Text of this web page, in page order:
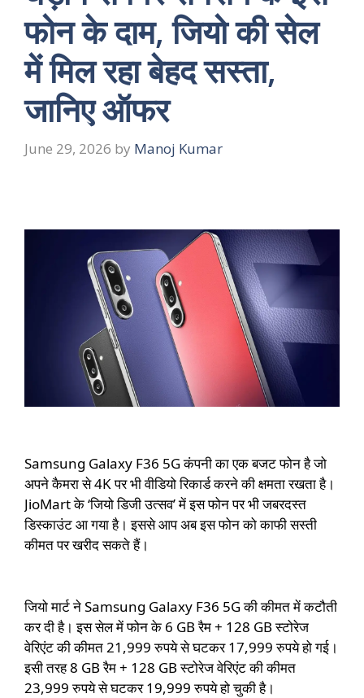
फोन के दाम, जियो की सेल
में मिल रहा बेहद सस्ता,
जानिए ऑफर
June 29, 2026 by Manoj Kumar
Samsung Galaxy F36 5G कंपनी का एक बजट फोन है जो
अपने कैमरा से 4K पर भी वीडियो रिकार्ड करने की क्षमता रखता है।
JioMart के ‘जियो डिजी उत्सव’ में इस फोन पर भी जबरदस्त
डिस्काउंट आ गया है। इससे आप अब इस फोन को काफी सस्ती
कीमत पर खरीद सकते हैं।
जियो मार्ट ने Samsung Galaxy F36 5Gकी कीमत में कटौती
कर दी है। इस सेल में फोन के 6 GB रैम + 128 GB स्टोरेज
वेरिएंट की कीमत 21,999 रुपये से घटकर 17,999 रुपये हो गई।
इसी तरह 8 GB रैम + 128 GB स्टोरेज वेरिएंट की कीमत
23,999 रुपये से घटकर 19,999 रुपये हो चुकी है।